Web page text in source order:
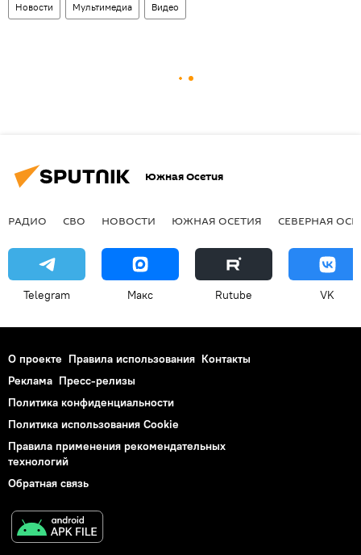
Новости Мультимедиа Видео
Южная Осетия
РАДИО СВО НОВОСТИ ЮЖНАЯ ОСЕТИЯ СЕВЕРНАЯ
Telegram Макс Rutube VK
О проекте Правила использования Контакты
Реклама Пресс-релизы
Политика конфиденциальности
Политика использования Cookie
Правила применения рекомендательных
технологий
Обратная связь